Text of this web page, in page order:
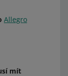
Allegro
mít